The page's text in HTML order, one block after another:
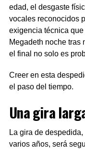
edad, el desgaste
vocales reconocidos
exigencia técnica
Megadeth noche tras
el final no solo es
Creer en esta
el paso del tiempo.
Una gira
La gira de
varios años, será